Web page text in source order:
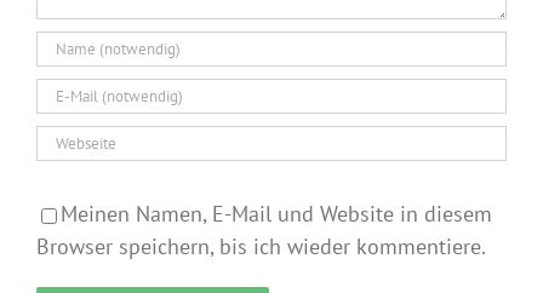
Meinen Namen, E-Mail und Website in diesem
Browser speichern, bis ich wieder kommentiere.